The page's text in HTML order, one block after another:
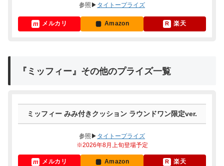
参照▶ タイトープライズ
メルカリ Amazon 楽天
『ミッフィー』その他のプライズ一覧
ミッフィー みみ付きクッション ラウンドワン限定ver.
参照▶ タイトープライズ
※2026年8月上旬登場予定
メルカリ Amazon 楽天